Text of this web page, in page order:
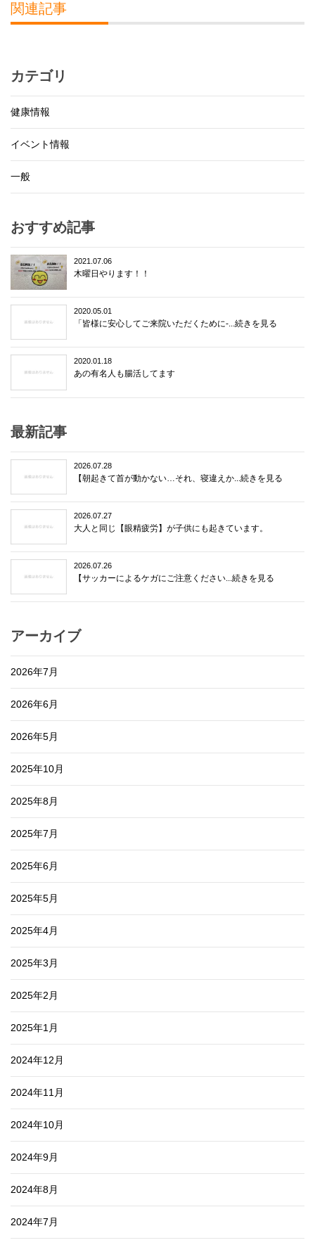
関連記事
カテゴリ
健康情報
イベント情報
一般
おすすめ記事
2021.07.06
木曜日やります！！
2020.05.01
「皆様に安心してご来院いただくために-...続きを見る
2020.01.18
あの有名人も腸活してます
最新記事
2026.07.28
【朝起きて首が動かない…それ、寝違えか...続きを見る
2026.07.27
大人と同じ【眼精疲労】が子供にも起きています。
2026.07.26
【サッカーによるケガにご注意ください...続きを見る
アーカイブ
2026年7月
2026年6月
2026年5月
2025年10月
2025年8月
2025年7月
2025年6月
2025年5月
2025年4月
2025年3月
2025年2月
2025年1月
2024年12月
2024年11月
2024年10月
2024年9月
2024年8月
2024年7月